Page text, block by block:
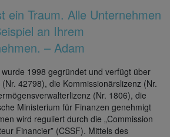
ein Traum. Alle Unternehmen
an Ihrem
– Adam
1998 gegründet und verfügt über
42798), die Kommissionärslizenz (Nr.
(Nr. 1806), die
Ministerium für Finanzen genehmigt
wird reguliert durch die „Commission
Financier” (CSSF). Mittels des